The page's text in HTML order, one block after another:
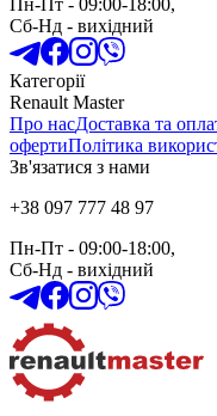
Сб-Нд - вихідний
Категорії
Renault Master
Про насДоставка та
офертиПолітика
Зв'язатися з нами
+38 097 777 48 97
Пн-Пт - 09:00-18:00,
Сб-Нд - вихідний